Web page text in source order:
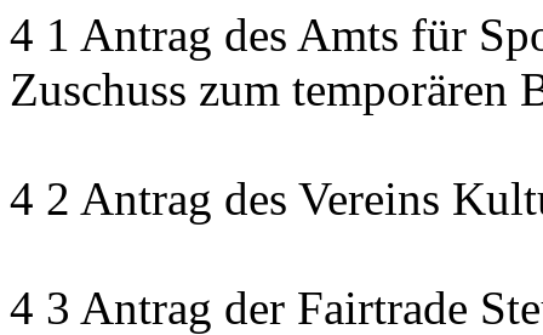
4 1 Antrag des Amts für
Zuschuss zum temporären
4 2 Antrag des Vereins
4 3 Antrag der Fairtrade